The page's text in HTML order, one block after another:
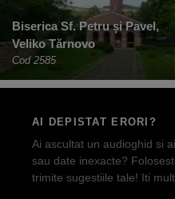
Biserica Sf. Petru și Pavel,
Veliko Tărnovo
Cod 2585
AI DEPISTAT ERORI?
Ai ascultat un audioghid si
sau date inexacte?
trimite sugestiile tale! Iti